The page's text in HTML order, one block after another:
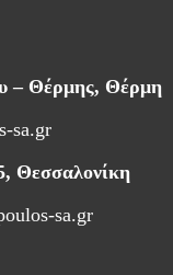
– Θέρμης, Θέρμη
sa.gr
Θεσσαλονίκη
sa.gr